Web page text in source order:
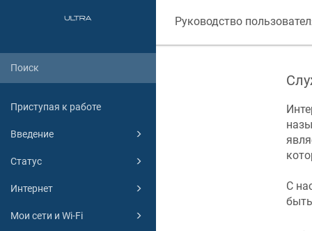
Приступая к работе
Введение
Статус
Интернет
Мои сети и Wi-Fi
Руководство
С